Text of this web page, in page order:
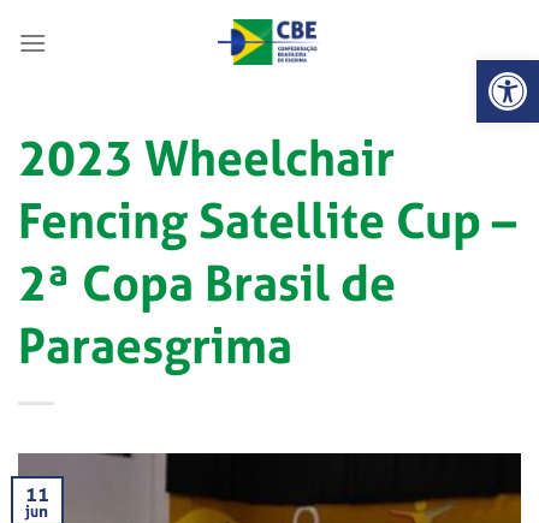
Abrir
2023 Wheelchair
Fencing Satellite Cup –
2ª Copa Brasil de
Paraesgrima
11
jun